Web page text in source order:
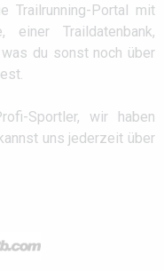
Trailrunning-Portal mit
Traildatenbank,
du sonst noch über
Sportler, wir haben
uns jederzeit über